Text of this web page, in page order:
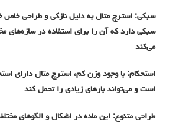
سبکی: استرچ متال به دلیل نازکی و طراحی خاص
سبکی دارد که آن را برای استفاده در سازه‌های
می‌کند
استحکام: با وجود وزن کم، استرچ متال دارای
است و می‌تواند بارهای زیادی را تحمل کند
طراحی متنوع: این ماده در اشکال و الگوهای